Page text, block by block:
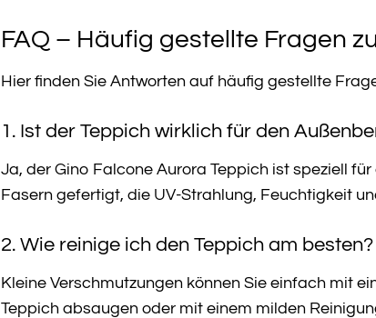
FAQ – Häufig gestellte Fragen
Hier finden Sie Antworten auf häufig gestellte
1. Ist der Teppich wirklich für den
Ja, der Gino Falcone Aurora Teppich ist speziell
Fasern gefertigt, die UV-Strahlung, Feuchtigkeit
2. Wie reinige ich den Teppich am besten?
Kleine Verschmutzungen können Sie einfach mit
Teppich absaugen oder mit einem milden